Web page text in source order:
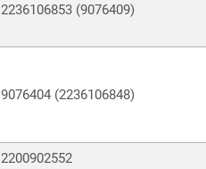
2236106853 (9076409)
9076404 (2236106848)
2200902552